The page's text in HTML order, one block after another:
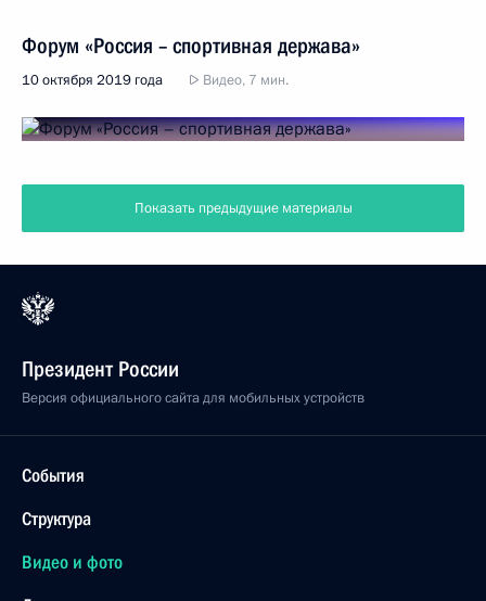
Форум «Россия – спортивная держава»
10 октября 2019 года Видео, 7 мин.
Показать предыдущие материалы
Президент России
Версия официального сайта для мобильных устройств
События
Структура
Видео и фото